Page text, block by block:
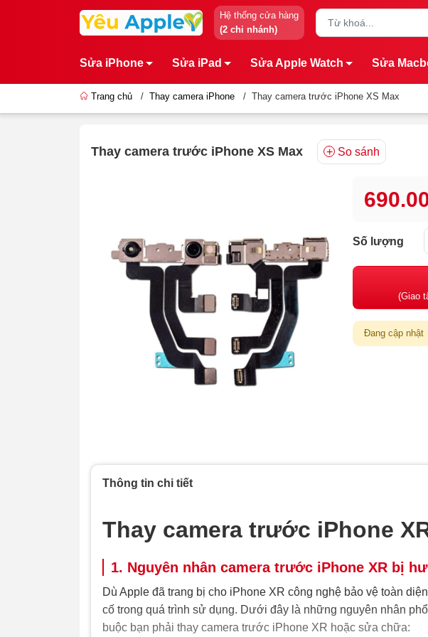
Hệ thống cửa hàng
(2 chi nhánh)
Sửa iPhone Sửa iPad Sửa Apple Watch Sửa
Trang chủ / Thay camera iPhone / Thay camera trước iPhone XS Max
Thay camera trước iPhone XS Max So sánh
Số lượng
(Giao
Đang cập nhật
Thông tin chi tiết
Thay camera trước iPhone
1. Nguyên nhân camera trước iPhone XR bị
Dù Apple đã trang bị cho iPhone XR công nghệ bảo vệ toàn
cố trong quá trình sử dụng. Dưới đây là những nguyên nhân
buộc bạn phải thay camera trước iPhone XR hoặc sửa chữa: